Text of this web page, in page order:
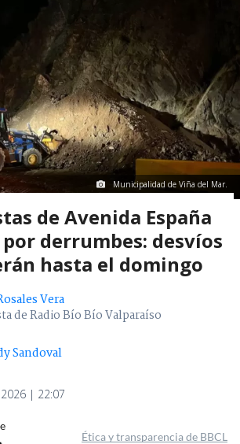
Municipalidad de Viña del Mar.
de Avenida España
derrumbes: desvíos
hasta el domingo
Vera
de Radio Bío Bío Valparaíso
Sandoval
| 22:07
Ética y transparencia de BBCL